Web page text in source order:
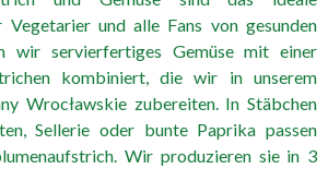
Vegetarier und alle Fans von gesunden
wir servierfertiges Gemüse mit einer
kombiniert, die wir in unserem
Wrocławskie zubereiten. In Stäbchen
Sellerie oder bunte Paprika passen
Wir produzieren sie in 3